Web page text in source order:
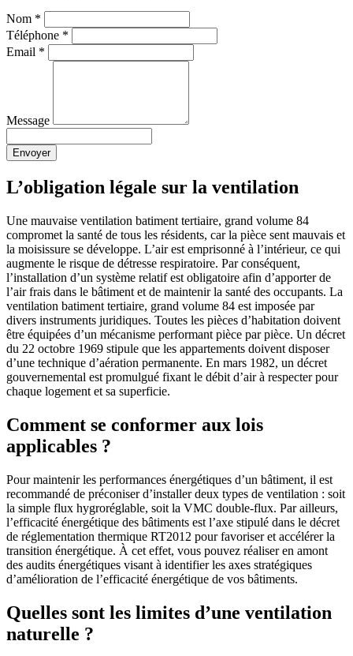
Nom *
Téléphone *
Email *
Message
Envoyer
L’obligation légale sur la ventilation
Une mauvaise ventilation batiment tertiaire, grand volume 84
compromet la santé de tous les résidents, car la pièce sent mauvais et
la moisissure se développe. L’air est emprisonné à l’intérieur, ce qui
augmente le risque de détresse respiratoire. Par conséquent,
l’installation d’un système relatif est obligatoire afin d’apporter de
l’air frais dans le bâtiment et de maintenir la santé des occupants. La
ventilation batiment tertiaire, grand volume 84 est imposée par
divers instruments juridiques. Toutes les pièces d’habitation doivent
être équipées d’un mécanisme performant pièce par pièce. Un décret
du 22 octobre 1969 stipule que les appartements doivent disposer
d’une technique d’aération permanente. En mars 1982, un décret
gouvernemental est promulgué fixant le débit d’air à respecter pour
chaque logement et sa superficie.
Comment se conformer aux lois
applicables ?
Pour maintenir les performances énergétiques d’un bâtiment, il est
recommandé de préconiser d’installer deux types de ventilation : soit
la simple flux hygroréglable, soit la VMC double-flux. Par ailleurs,
l’efficacité énergétique des bâtiments est l’axe stipulé dans le décret
de réglementation thermique RT2012 pour favoriser et accélérer la
transition énergétique. À cet effet, vous pouvez réaliser en amont
des audits énergétiques visant à identifier les axes stratégiques
d’amélioration de l’efficacité énergétique de vos bâtiments.
Quelles sont les limites d’une ventilation
naturelle ?